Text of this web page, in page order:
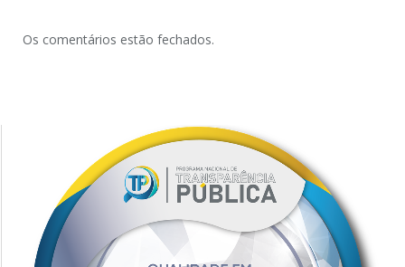
Os comentários estão fechados.